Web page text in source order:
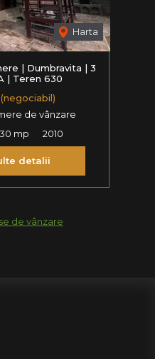
Harta
| Dumbravita | 3
| Teren 630
(negociabil)
de vânzare
mp 2010
detalii
de vânzare